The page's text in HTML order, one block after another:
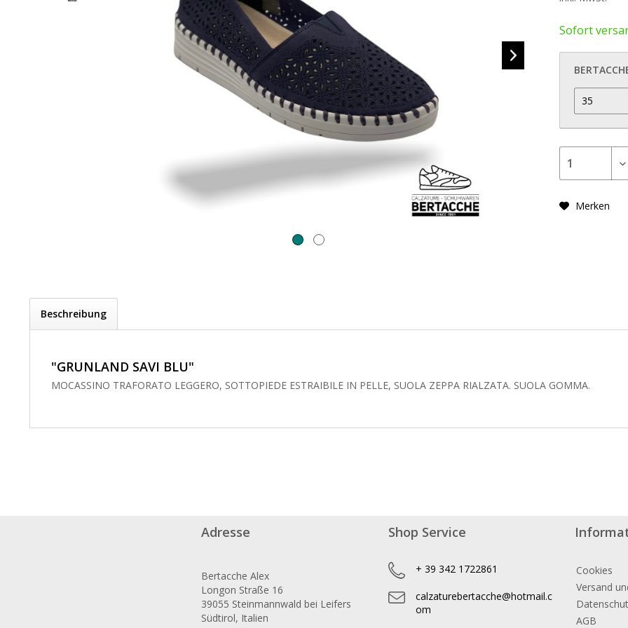
Sofort
Merken
Beschreibung
"GRUNLAND SAVI BLU"
MOCASSINO TRAFORATO LEGGERO, SOTTOPIEDE ESTRAIBILE IN PELLE, SUOLA ZEPPA RIALZATA. SUOLA GOMMA.
Adresse
Bertacche Alex
Longon Straße 16
39055 Steinmannwald bei Leifers
Südtirol, Italien
Shop Service
+ 39 342 1722861
calzaturebertacche@hotmail.c
om
Cookies
Versand
AGB